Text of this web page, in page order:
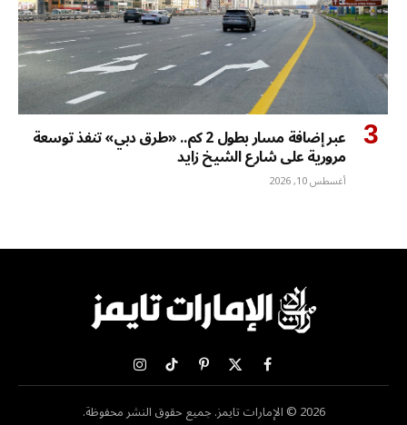
عبر إضافة مسار بطول 2 كم.. «طرق دبي» تنفذ توسعة
مرورية على شارع الشيخ زايد
أغسطس 10, 2026
فيسبوك
X
(Twitter)
بينتيريستتيكتوكالانستغرام
2026 © الإمارات تايمز. جميع حقوق النشر محفوظة.